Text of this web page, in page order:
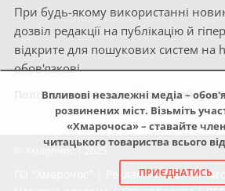
Впливові незалежні медіа –
розвинених міст. Візьміть
«Хмарочоса» – ставайте
читацького товариства всього
ПРИЄДНАТИСЬ
При будь-якому використанні
дозвіл редакції на публікацію й
відкрите для пошукових систем на
обов'язкові.
Політика конфіденційності сайту
© Хмарочос | 2025
Реклама|NGO